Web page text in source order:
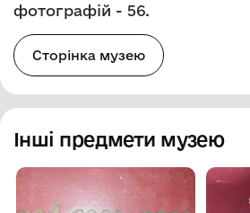
фотографій - 56.
Сторінка музею
Інші предмети музею